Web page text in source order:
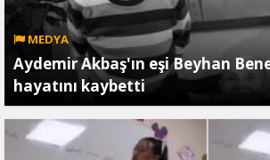
MEDYA
Aydemir Akbaş'ın eşi Beyhan
hayatını kaybetti